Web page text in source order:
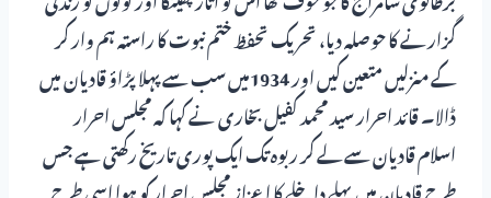
گزارنے کا حوصلہ دیا، تحریک تحفظ ختم نبوت کا راستہ ہم وار کر
کے منزلیں متعین کیں اور 1934میں سب سے پہلا پڑاؤ قادیان میں
ڈالا۔ قائد احرار سید محمد کفیل بخاری نے کہا کہ مجلس احرار
اسلام قادیان سے لے کر ربوہ تک ایک پوری تاریخ رکھتی ہے جس